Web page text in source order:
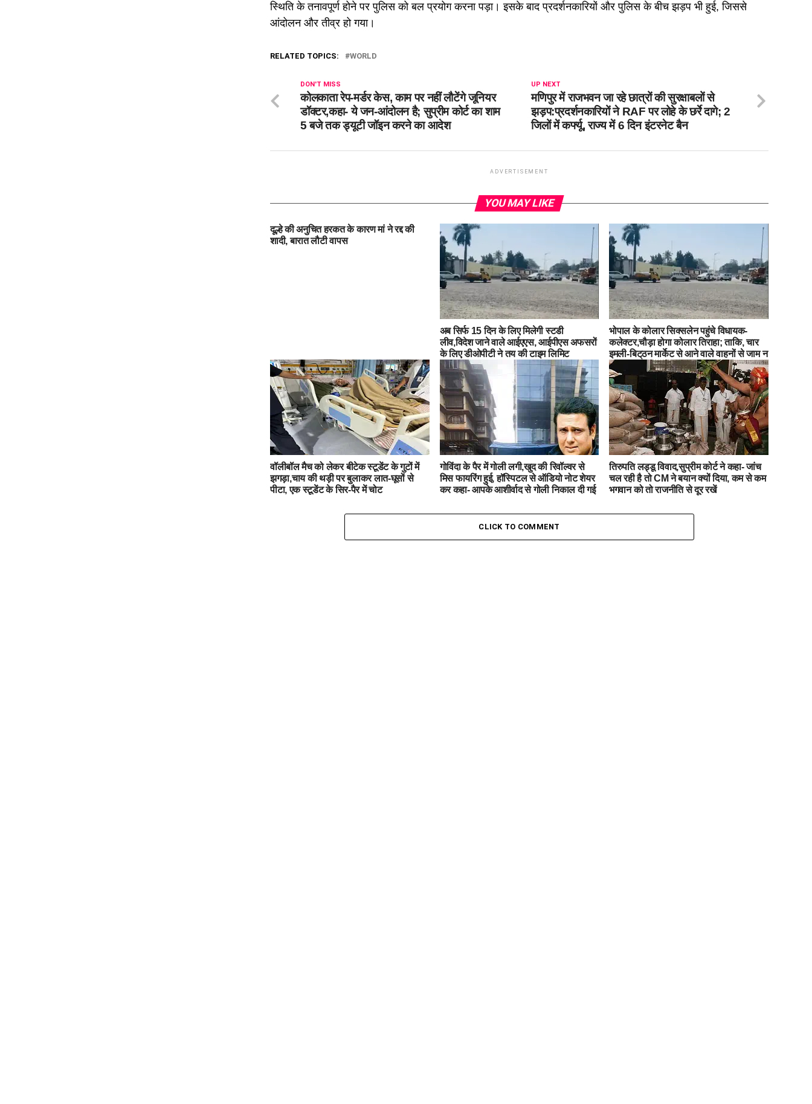
स्थिति के तनावपूर्ण होने पर पुलिस को बल प्रयोग करना पड़ा। इसके बाद प्रदर्शनकारियों और पुलिस के बीच झड़प भी हुई, जिससे
आंदोलन और तीव्र हो गया।
RELATED TOPICS: WORLD
UP NEXT
मणिपुर में राजभवन जा रहे छात्रों की सुरक्षाबलों से
झड़प:प्रदर्शनकारियों ने RAF पर लोहे के छर्रे दागे; 2
जिलों में कर्फ्यू, राज्य में 6 दिन इंटरनेट बैन
DON'T MISS
कोलकाता रेप-मर्डर केस, काम पर नहीं लौटेंगे जूनियर
डॉक्टर,कहा- ये जन-आंदोलन है; सुप्रीम कोर्ट का शाम
5 बजे तक ड्यूटी जॉइन करने का आदेश
ADVERTISEMENT
YOU MAY LIKE
दूल्हे की अनुचित हरकत के कारण मां ने रद्द की
शादी, बारात लौटी वापस
अब सिर्फ 15 दिन के लिए मिलेगी स्टडी
लीव,विदेश जाने वाले आईएएस, आईपीएस अफसरों
के लिए डीओपीटी ने तय की टाइम लिमिट
भोपाल के कोलार सिक्सलेन पहुंचे विधायक-
कलेक्टर,चौड़ा होगा कोलार तिराहा; ताकि, चार
इमली-बिट्‌ठन मार्केट से आने वाले वाहनों से जाम न
लगे
वॉलीबॉल मैच को लेकर बीटेक ​​​​​​​स्टूडेंट के गुटों में
झगड़ा,चाय की थड़ी पर बुलाकर लात-घूसों से
पीटा, एक स्टूडेंट के सिर-पैर में चोट
गोविंदा के पैर में गोली लगी,खुद की रिवॉल्वर से
मिस फायरिंग हुई, हॉस्पिटल से ऑडियो नोट शेयर
कर कहा- आपके आशीर्वाद से गोली निकाल दी गई
तिरुपति लड्डू विवाद,सुप्रीम कोर्ट ने कहा- जांच
चल रही है तो CM ने बयान क्यों दिया, कम से कम
भगवान को तो राजनीति से दूर रखें
CLICK TO COMMENT